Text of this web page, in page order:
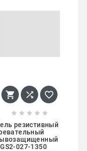
  
    
резистивный
027-1350